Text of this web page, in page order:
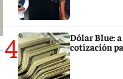
4
Dólar Blue:
cotización